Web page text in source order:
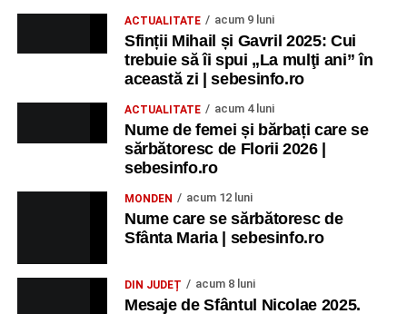
ACTUALITATE acum 9 luni
Sfinții Mihail și Gavril 2025: Cui
trebuie să îi spui „La mulţi ani” în
această zi | sebesinfo.ro
ACTUALITATE acum 4 luni
Nume de femei și bărbați care se
sărbătoresc de Florii 2026 |
sebesinfo.ro
MONDEN acum 12 luni
Nume care se sărbătoresc de
Sfânta Maria | sebesinfo.ro
DIN JUDEȚ acum 8 luni
Mesaje de Sfântul Nicolae 2025.